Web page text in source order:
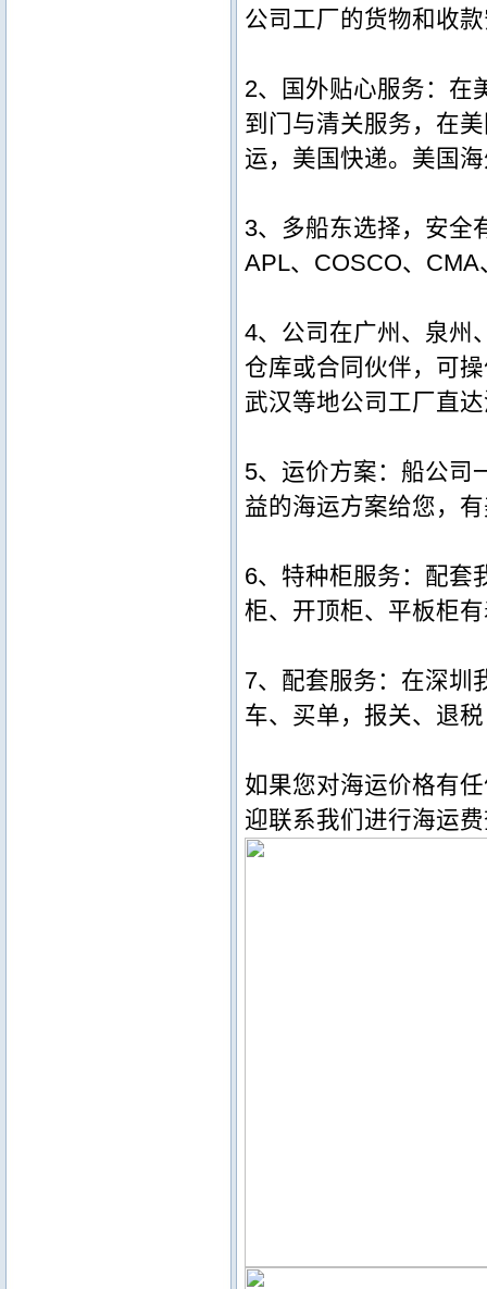
公司工厂的货物和收
2、国外贴心服务：在
到门与清关服务，在
运，美国快递。美国
3、多船东选择，安全
APL、COSCO、
4、公司在广州、泉州
仓库或合同伙伴，可
武汉等地公司工厂直
5、运价方案：船公司
益的海运方案给您，
6、特种柜服务：配套
柜、开顶柜、平板柜
7、配套服务：在深圳
车、买单，报关、退
如果您对海运价格有
迎联系我们进行海运